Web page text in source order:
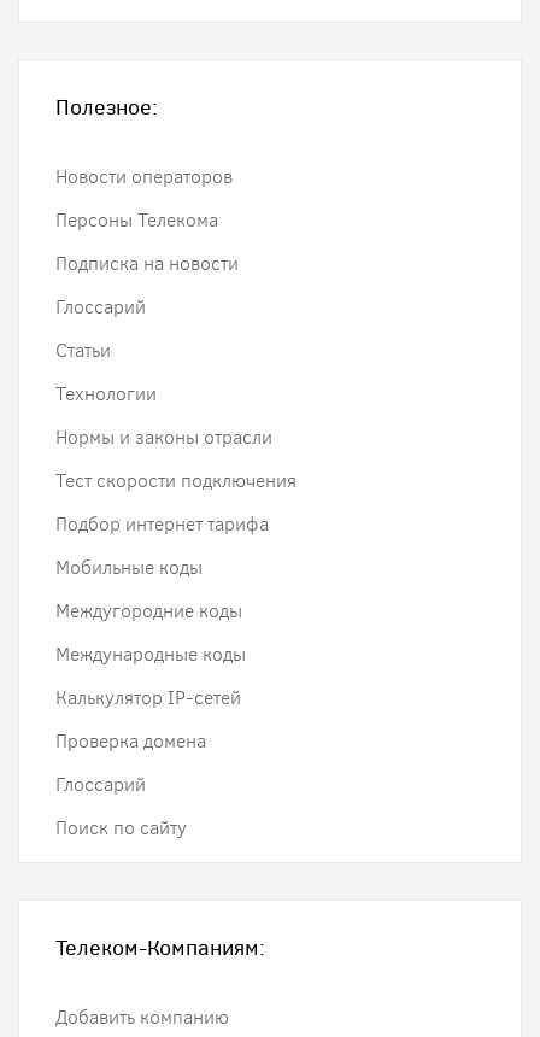
Полезное:
Новости операторов
Персоны Телекома
Подписка на новости
Глоссарий
Статьи
Технологии
Нормы и законы отрасли
Тест скорости подключения
Подбор интернет тарифа
Мобильные коды
Междугородние коды
Международные коды
Калькулятор IP-сетей
Проверка домена
Глоссарий
Поиск по сайту
Телеком-Компаниям:
Добавить компанию